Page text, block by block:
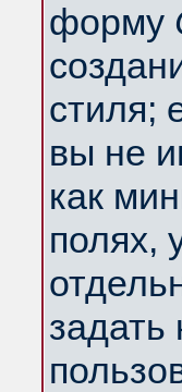
форму
стиля;
вы не
как
полях,
задать